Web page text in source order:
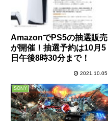
AmazonでPS5の抽選販売
が開催！抽選予約は10月5
日午後8時30分まで！
2021.10.05
SONY